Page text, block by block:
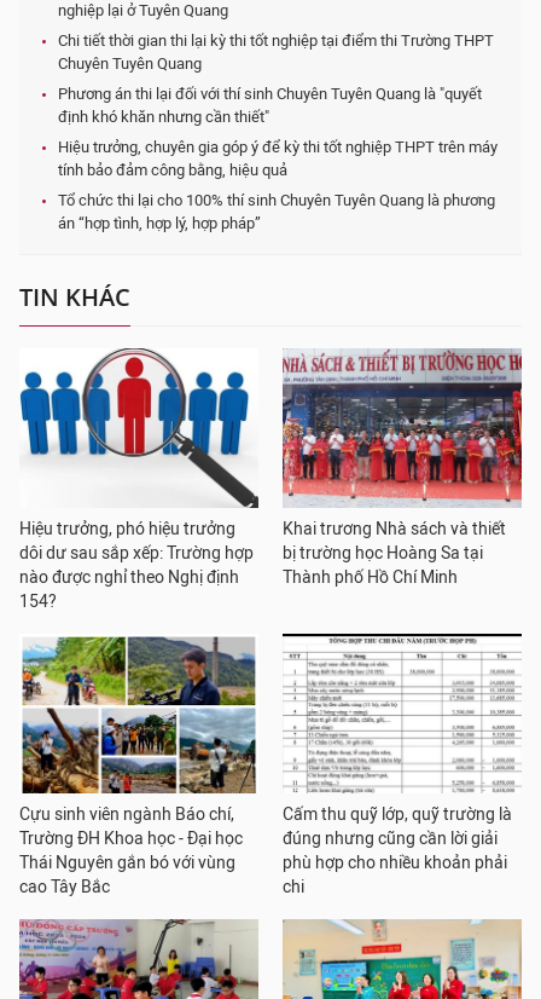
nghiệp lại ở Tuyên Quang
Chi tiết thời gian thi lại kỳ thi tốt nghiệp tại điểm thi Trường THPT
Chuyên Tuyên Quang
Phương án thi lại đối với thí sinh Chuyên Tuyên Quang là "quyết
định khó khăn nhưng cần thiết"
Hiệu trưởng, chuyên gia góp ý để kỳ thi tốt nghiệp THPT trên máy
tính bảo đảm công bằng, hiệu quả
Tổ chức thi lại cho 100% thí sinh Chuyên Tuyên Quang là phương
án “hợp tình, hợp lý, hợp pháp”
TIN KHÁC
Hiệu trưởng, phó hiệu trưởng
dôi dư sau sắp xếp: Trường hợp
nào được nghỉ theo Nghị định
154?
Khai trương Nhà sách và thiết
bị trường học Hoàng Sa tại
Thành phố Hồ Chí Minh
Cựu sinh viên ngành Báo chí,
Trường ĐH Khoa học - Đại học
Thái Nguyên gắn bó với vùng
cao Tây Bắc
Cấm thu quỹ lớp, quỹ trường là
đúng nhưng cũng cần lời giải
phù hợp cho nhiều khoản phải
chi